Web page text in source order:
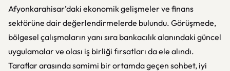
Afyonkarahisar’daki ekonomik gelişmeler ve finans
sektörüne dair değerlendirmelerde bulundu. Görüşmede,
bölgesel çalışmaların yanı sıra bankacılık alanındaki güncel
uygulamalar ve olası iş birliği fırsatları da ele alındı.
Taraflar arasında samimi bir ortamda geçen sohbet, iyi